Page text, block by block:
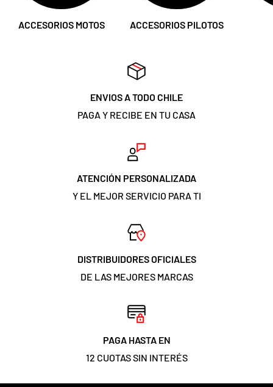
ACCESORIOS MOTOS ACCESORIOS PILOTOS
ENVIOS A TODO CHILE
PAGA Y RECIBE EN TU CASA
ATENCIÓN PERSONALIZADA
Y EL MEJOR SERVICIO PARA TI
DISTRIBUIDORES OFICIALES
DE LAS MEJORES MARCAS
PAGA HASTA EN
12 CUOTAS SIN INTERÉS